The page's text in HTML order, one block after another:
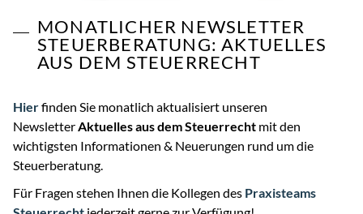
MONATLICHER NEWSLETTER
STEUERBERATUNG: AKTUELLES
AUS DEM STEUERRECHT
Hierfinden Sie monatlich aktualisiert unseren
Newsletter Aktuelles aus dem Steuerrecht mit den
wichtigsten Informationen & Neuerungen rund um die
Steuerberatung.
Für Fragen stehen Ihnen die Kollegen des Praxisteams